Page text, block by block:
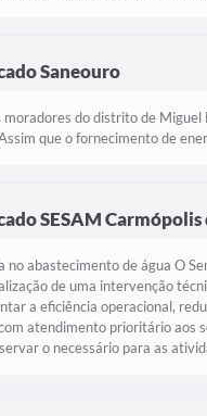
Saneouro
moradores do distrito de
que o fornecimento de
SESAM Carmópolis
no abastecimento de água O
de uma intervenção
a eficiência operacional,
atendimento prioritário aos
o necessário para as